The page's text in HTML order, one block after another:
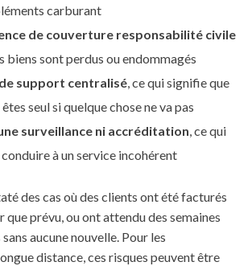
carburant
de couverture responsabilité civile
biens sont perdus ou endommagés
support centralisé, ce qui signifie que
seul si quelque chose ne va pas
surveillance ni accréditation, ce qui
à un service incohérent
des cas où des clients ont été facturés
que prévu, ou ont attendu des semaines
aucune nouvelle. Pour les
distance, ces risques peuvent être